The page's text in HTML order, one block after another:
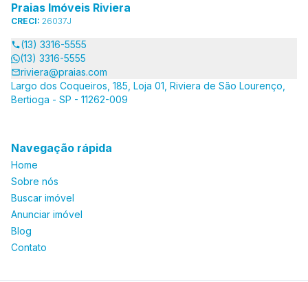
Praias Imóveis Riviera
CRECI: 26037J
(13) 3316-5555
(13) 3316-5555
riviera@praias.com
Largo dos Coqueiros, 185, Loja 01, Riviera de São Lourenço,
Bertioga - SP - 11262-009
Navegação rápida
Home
Sobre nós
Buscar imóvel
Anunciar imóvel
Blog
Contato